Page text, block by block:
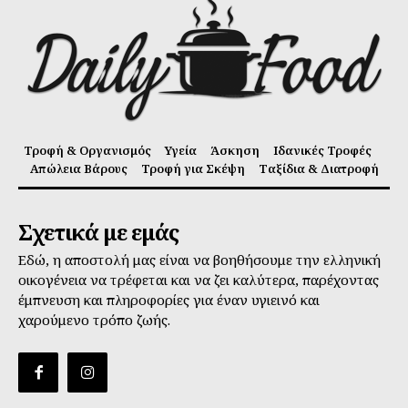
Τροφή & Οργανισμός Υγεία Άσκηση
Ιδανικές Τροφές
Απώλεια Βάρους
Τροφή για Σκέψη Ταξίδια & Διατροφή
Σχετικά με εμάς
Εδώ, η αποστολή μας είναι να βοηθήσουμε την ελληνική
οικογένεια να τρέφεται και να ζει καλύτερα, παρέχοντας
έμπνευση και πληροφορίες για έναν υγιεινό και
χαρούμενο τρόπο ζωής.